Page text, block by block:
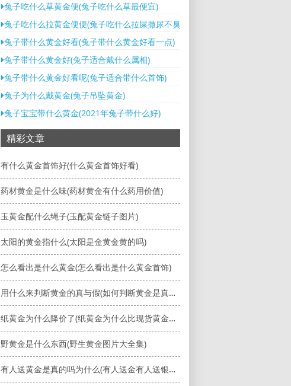
兔子吃什么草黄金便(兔子吃什么草最便宜)
兔子吃什么拉黄金便便(兔子吃什么拉屎撒尿不臭)
兔子带什么黄金好看(兔子带什么黄金好看一点)
兔子带什么黄金好(兔子适合戴什么属相)
兔子带什么黄金好看呢(兔子适合带什么首饰)
兔子为什么戴黄金(兔子吊坠黄金)
兔子宝宝带什么黄金(2021年兔子带什么好)
精彩文章
有什么黄金首饰好(什么黄金首饰好看)
药材黄金是什么味(药材黄金有什么药用价值)
玉黄金配什么绳子(玉配黄金链子图片)
太阳的黄金指什么(太阳是金黄金黄的吗)
怎么看出是什么黄金(怎么看出是什么黄金首饰)
用什么来判断黄金的真与假(如何判断黄金是真的还是假的)
纸黄金为什么降价了(纸黄金为什么比现货黄金便宜)
野黄金是什么东西(野生黄金图片大全集)
有人送黄金是真的吗为什么(有人送金有人送银有人送花的句子)